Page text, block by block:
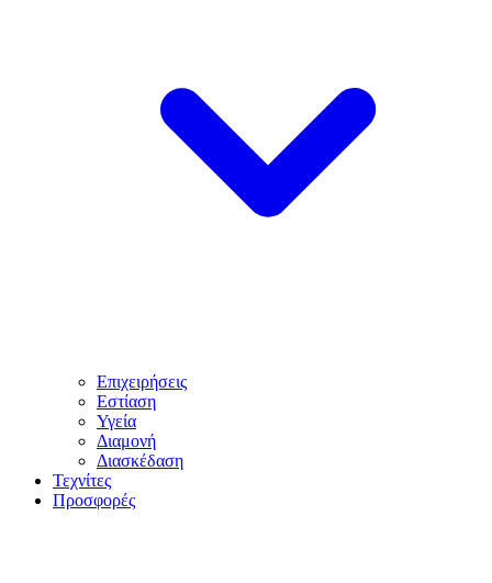
Επιχειρήσεις
Εστίαση
Υγεία
Διαμονή
Διασκέδαση
Τεχνίτες
Προσφορές